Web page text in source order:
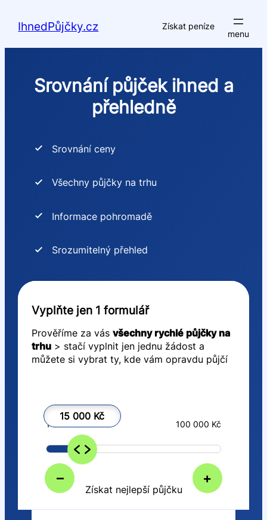
IhnedPůjčky.cz Získat peníze
Srovnání půjček ihned a
přehledně
Srovnání ceny
Všechny půjčky na trhu
Informace pohromadě
Srozumitelný přehled
Vyplňte jen 1 formulář
Prověříme za vás všechny rychlé půjčky na
trhu> stačí vyplnit jen jednu žádost a
můžete si vybrat ty, kde vám opravdu půjčí
15 000 Kč
– +
1 000 Kč 100 000 Kč
Získat nejlepší půjčku